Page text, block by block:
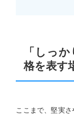
「しっ
格を表す
ここまで、堅実